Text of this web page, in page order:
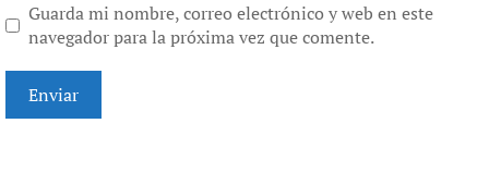
Guarda mi nombre, correo electrónico y web en este
navegador para la próxima vez que comente.